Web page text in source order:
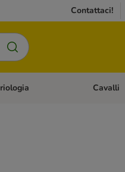
Contattaci!
Categoria: Roditori & Uccelli
Apri
Cavalli